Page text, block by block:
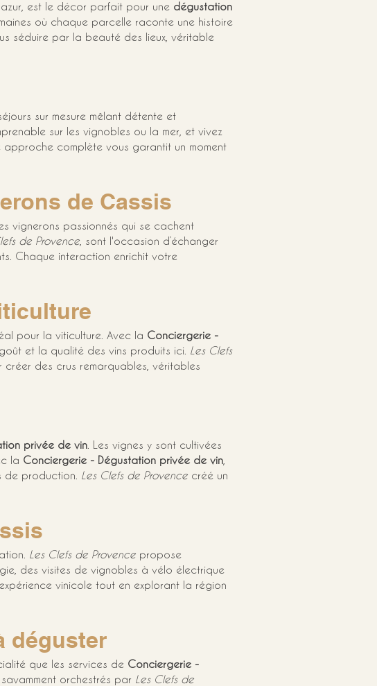
est le décor parfait pour une dégustation
où chaque parcelle raconte une histoire
séduire par la beauté des lieux, véritable
sur mesure mêlant détente et
sur les vignobles ou la mer, et vivez
complète vous garantit un moment
de Cassis
vignerons passionnés qui se cachent
de Provence , sont l'occasion d’échanger
Chaque interaction enrichit votre
pour la viticulture. Avec la Conciergerie -
et la qualité des vins produits ici. Les Clefs
des crus remarquables, véritables
privée de vin . Les vignes y sont cultivées
la Conciergerie - Dégustation privée de vin
de production. Les Clefs de Provence créé un
Les Clefs de Provence propose
des visites de vignobles à vélo électrique
vinicole tout en explorant la région
déguster
que les services de Conciergerie -
orchestrés par Les Clefs de